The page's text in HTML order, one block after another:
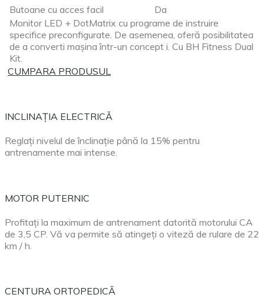
Butoane cu acces facil
Da
Monitor LED + DotMatrix cu programe de instruire
specifice preconfigurate. De asemenea, oferă posibilitatea
de a converti mașina într-un concept i. Cu BH Fitness Dual
Kit.
CUMPARA PRODUSUL
INCLINAȚIA ELECTRICĂ
Reglați nivelul de înclinație până la 15% pentru
antrenamente mai intense.
MOTOR PUTERNIC
Profitați la maximum de antrenament datorită motorului CA
de 3,5 CP. Vă va permite să atingeți o viteză de rulare de 22
km / h.
CENTURA ORTOPEDICĂ